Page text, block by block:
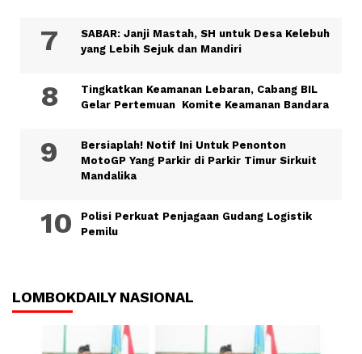
SABAR: Janji Mastah, SH untuk Desa Kelebuh
yang Lebih Sejuk dan Mandiri
Tingkatkan Keamanan Lebaran, Cabang BIL
Gelar Pertemuan Komite Keamanan Bandara
Bersiaplah! Notif Ini Untuk Penonton
MotoGP Yang Parkir di Parkir Timur Sirkuit
Mandalika
Polisi Perkuat Penjagaan Gudang Logistik
Pemilu
LOMBOKDAILY NASIONAL